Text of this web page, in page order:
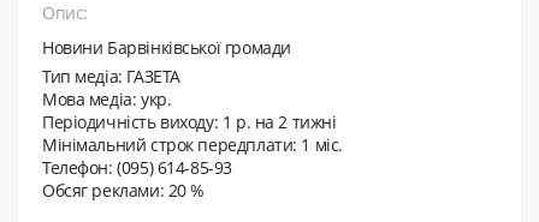
Опис:
Новини Барвінківської громади
Тип медіа: ГАЗЕТА
Мова медіа: укр.
Періодичність виходу: 1 р. на 2 тижні
Мінімальний строк передплати: 1 міс.
Телефон: (095) 614-85-93
Обсяг реклами: 20 %